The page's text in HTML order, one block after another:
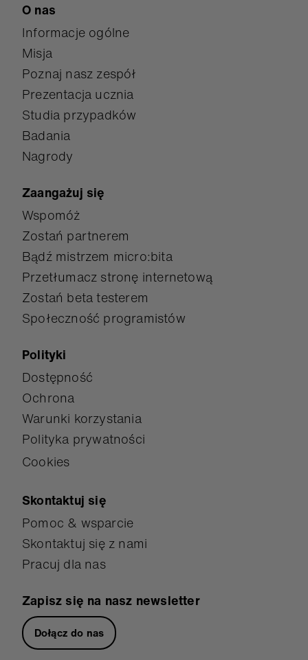
O nas
Informacje ogólne
Misja
Poznaj nasz zespół
Prezentacja ucznia
Studia przypadków
Badania
Nagrody
Zaangażuj się
Wspomóż
Zostań partnerem
Bądź mistrzem micro:bita
Przetłumacz stronę internetową
Zostań beta testerem
Społeczność programistów
Polityki
Dostępność
Ochrona
Warunki korzystania
Polityka prywatności
Cookies
Skontaktuj się
Pomoc & wsparcie
Skontaktuj się z nami
Pracuj dla nas
Zapisz się na nasz newsletter
Dołącz do nas